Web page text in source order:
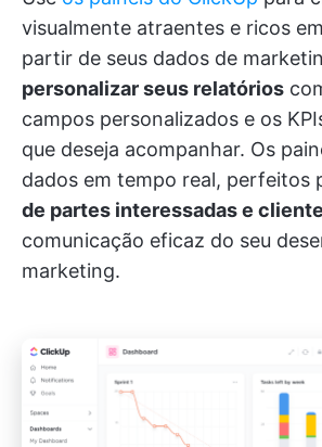
visualmente atraentes e ricos
partir de seus dados de
personalizar seus relatórios
campos personalizados e os
que deseja acompanhar. Os
dados em tempo real, perfeitos
de partes interessadas e
comunicação eficaz do seu
marketing.